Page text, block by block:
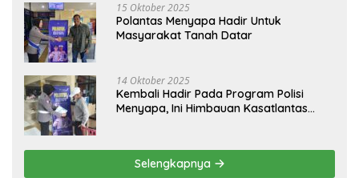
15 Oktober 2025
Polantas Menyapa Hadir Untuk
Masyarakat Tanah Datar
14 Oktober 2025
Kembali Hadir Pada Program Polisi
Menyapa, Ini Himbauan Kasatlantas
Selengkapnya